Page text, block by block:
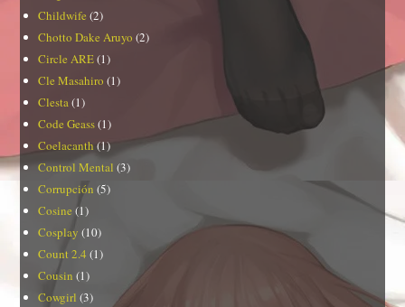
Childwife (2)
Chotto Dake Aruyo (2)
Circle ARE(1)
Cle Masahiro (1)
Clesta(1)
Code Geass(1)
Coelacanth (1)
Control Mental (3)
Corrupción (5)
Cosine (1)
Cosplay (10)
Count 2.4 (1)
Cousin (1)
Cowgirl (3)